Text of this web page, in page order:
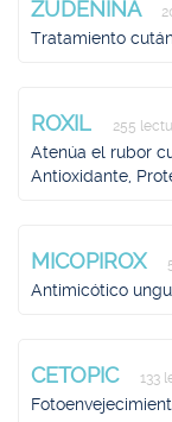
ZUDENINA
Tratamiento
ROXIL 255
Atenúa el rubor
Antioxidante,
MICOPIROX
Antimicótico
CETOPIC 133